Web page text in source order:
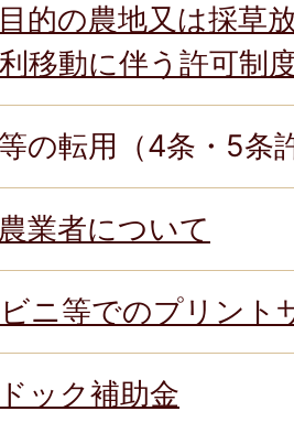
的の農地又は採草
移動に伴う許可制
の転用（4条・5条
業者について
ニ等でのプリント
ック補助金